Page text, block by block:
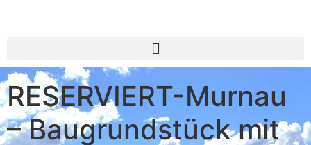
RESERVIERT-Murnau
– Baugrundstück mit